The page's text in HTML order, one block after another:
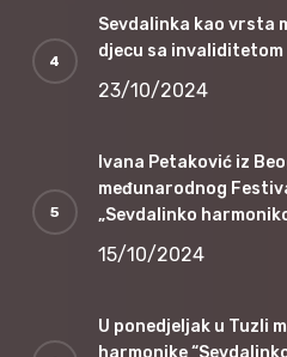
Sevdalinka kao vrsta
djecu sa invaliditetom
23/10/2024
Ivana Petaković iz
međunarodnog
„Sevdalinko
15/10/2024
U ponedjeljak u Tuzli
harmonike